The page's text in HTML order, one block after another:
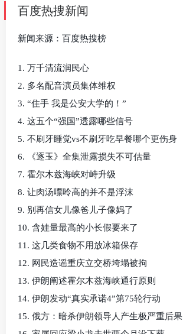
百度热搜新闻
新闻来源：百度热搜榜
1. 万千清流润民心
2. 多名配音演员集体维权
3. “住手 我是公安大学的！”
4. 这五个“强国”透露哪些信号
5. 不刷牙睡觉vs不刷牙吃早餐哪个更伤身
6. 《逐玉》全集泄露损失不可估量
7. 霍尔木兹海峡对峙升级
8. 让肉汤嘌呤高的并不是浮沫
9. 别再信女儿像爸儿子像妈了
10. 含娃量最高的小长假要来了
11. 这几类食物不用放冰箱保存
12. 网民造谣重庆立交桥垮塌被拘
13. 伊朗阐述霍尔木兹海峡通行原则
14. 伊朗发动“真实承诺4”第75轮行动
15. 俄方：暗杀伊朗领导人产生极严重后果